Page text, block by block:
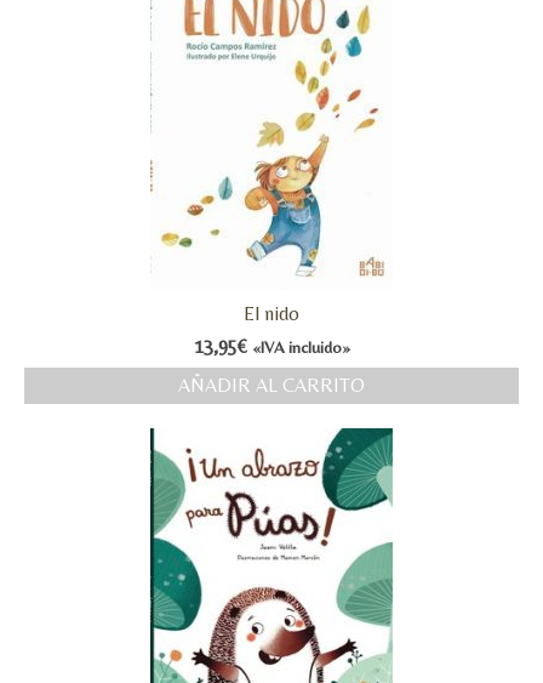
El nido
13,95€ «IVA incluido»
AÑADIR AL CARRITO